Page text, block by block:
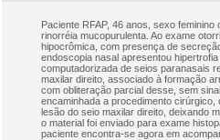
Paciente RFAP, 46 anos, sexo
rinorréia mucopurulenta. Ao exame
hipocrômica, com presença de
endoscopia nasal apresentou
computadorizada de seios paranasais
maxilar direito, associado à formação
com obliteração parcial desse, sem
encaminhada a procedimento
lesão do seio maxilar direito, deixando
o material foi enviado para exame
paciente encontra-se agora em